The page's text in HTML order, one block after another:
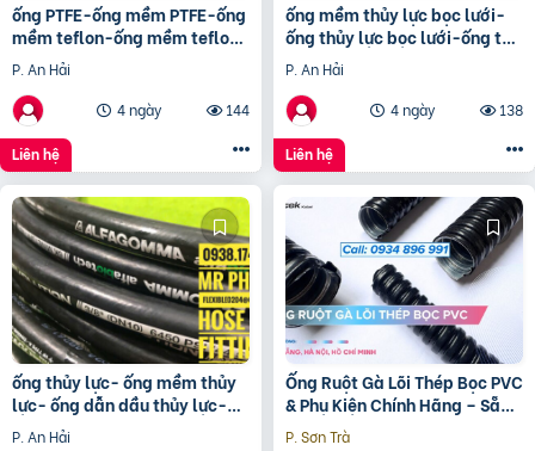
ống PTFE-ống mềm PTFE-ống
mềm teflon-ống mềm teflon
bọc lưới-ống mềm PTFE bọc
lưới 304
P. An Hải
4 ngày
144
Liên hệ
ống mềm thủy lực bọc lưới-
ống thủy lực bọc lưới-ống tuy
ô thủy lực bọc lưới-dây thủy
lực bọc lưới
P. An Hải
4 ngày
138
Liên hệ
ống thủy lực- ống mềm thủy
lực- ống dẫn dầu thủy lực-
ống mềm tuy ô thủy lực
P. An Hải
Ống Ruột Gà Lõi Thép Bọc PVC
& Phụ Kiện Chính Hãng – Sẵn
Kho TP.HCM, Đà Nẵng, Nha
P. Sơn Trà